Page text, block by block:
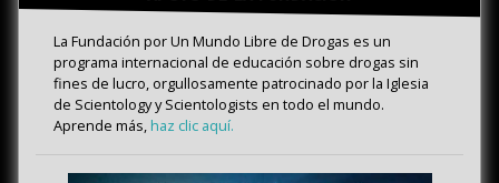
La Fundación por Un Mundo Libre de Drogas es un
programa internacional de educación sobre drogas sin
fines de lucro, orgullosamente patrocinado por la Iglesia
de Scientology y Scientologists en todo el mundo.
Aprende más,haz clic aquí.